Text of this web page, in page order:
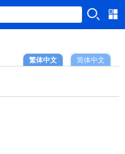
简体中文
繁体中文